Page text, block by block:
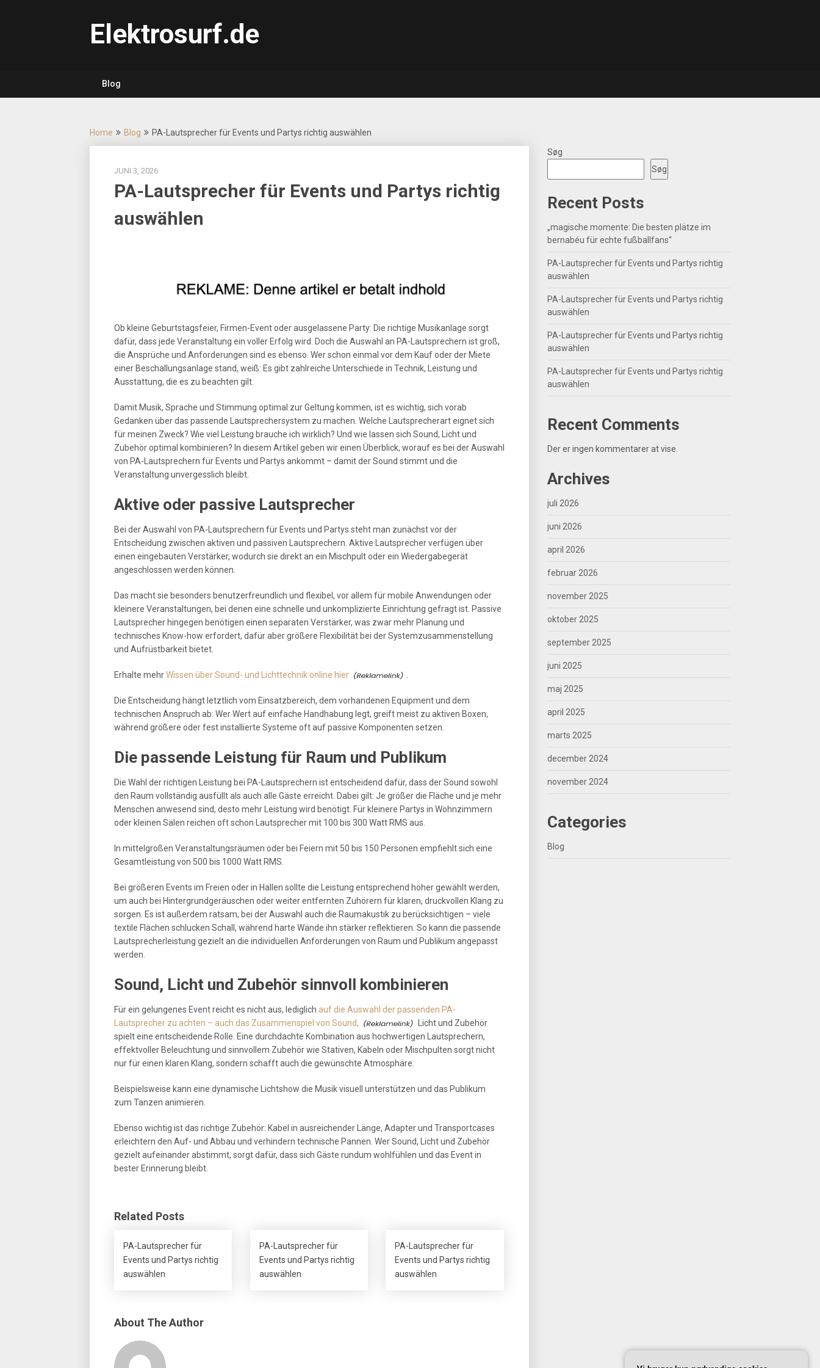
Elektrosurf.de
Blog
Home Blog PA-Lautsprecher für Events und Partys richtig auswählen
JUNI 3, 2026
PA-Lautsprecher für Events und Partys richtig
auswählen
Ob kleine Geburtstagsfeier, Firmen-Event oder ausgelassene Party: Die richtige Musikanlage sorgt
dafür, dass jede Veranstaltung ein voller Erfolg wird. Doch die Auswahl an PA-Lautsprechern ist groß,
die Ansprüche und Anforderungen sind es ebenso. Wer schon einmal vor dem Kauf oder der Miete
einer Beschallungsanlage stand, weiß: Es gibt zahlreiche Unterschiede in Technik, Leistung und
Ausstattung, die es zu beachten gilt.
Damit Musik, Sprache und Stimmung optimal zur Geltung kommen, ist es wichtig, sich vorab
Gedanken über das passende Lautsprechersystem zu machen. Welche Lautsprecherart eignet sich
für meinen Zweck? Wie viel Leistung brauche ich wirklich? Und wie lassen sich Sound, Licht und
Zubehör optimal kombinieren? In diesem Artikel geben wir einen Überblick, worauf es bei der Auswahl
von PA-Lautsprechern für Events und Partys ankommt – damit der Sound stimmt und die
Veranstaltung unvergesslich bleibt.
Aktive oder passive Lautsprecher
Bei der Auswahl von PA-Lautsprechern für Events und Partys steht man zunächst vor der
Entscheidung zwischen aktiven und passiven Lautsprechern. Aktive Lautsprecher verfügen über
einen eingebauten Verstärker, wodurch sie direkt an ein Mischpult oder ein Wiedergabegerät
angeschlossen werden können.
Das macht sie besonders benutzerfreundlich und flexibel, vor allem für mobile Anwendungen oder
kleinere Veranstaltungen, bei denen eine schnelle und unkomplizierte Einrichtung gefragt ist. Passive
Lautsprecher hingegen benötigen einen separaten Verstärker, was zwar mehr Planung und
technisches Know-how erfordert, dafür aber größere Flexibilität bei der Systemzusammenstellung
und Aufrüstbarkeit bietet.
Erhalte mehrWissen über Sound- und Lichttechnik online hier
Die Entscheidung hängt letztlich vom Einsatzbereich, dem vorhandenen Equipment und dem
technischen Anspruch ab: Wer Wert auf einfache Handhabung legt, greift meist zu aktiven Boxen,
während größere oder fest installierte Systeme oft auf passive Komponenten setzen.
Die passende Leistung für Raum und Publikum
Die Wahl der richtigen Leistung bei PA-Lautsprechern ist entscheidend dafür, dass der Sound sowohl
den Raum vollständig ausfüllt als auch alle Gäste erreicht. Dabei gilt: Je größer die Fläche und je mehr
Menschen anwesend sind, desto mehr Leistung wird benötigt. Für kleinere Partys in Wohnzimmern
oder kleinen Sälen reichen oft schon Lautsprecher mit 100 bis 300 Watt RMS aus.
In mittelgroßen Veranstaltungsräumen oder bei Feiern mit 50 bis 150 Personen empfiehlt sich eine
Gesamtleistung von 500 bis 1000 Watt RMS.
Bei größeren Events im Freien oder in Hallen sollte die Leistung entsprechend höher gewählt werden,
um auch bei Hintergrundgeräuschen oder weiter entfernten Zuhörern für klaren, druckvollen Klang zu
sorgen. Es ist außerdem ratsam, bei der Auswahl auch die Raumakustik zu berücksichtigen – viele
textile Flächen schlucken Schall, während harte Wände ihn stärker reflektieren. So kann die passende
Lautsprecherleistung gezielt an die individuellen Anforderungen von Raum und Publikum angepasst
werden.
Sound, Licht und Zubehör sinnvoll kombinieren
Für ein gelungenes Event reicht es nicht aus, lediglich auf die Auswahl der passenden PA-
Lautsprecher zu achten – auch das Zusammenspiel von Sound,
Licht und Zubehör
spielt eine entscheidende Rolle. Eine durchdachte Kombination aus hochwertigen Lautsprechern,
effektvoller Beleuchtung und sinnvollem Zubehör wie Stativen, Kabeln oder Mischpulten sorgt nicht
nur für einen klaren Klang, sondern schafft auch die gewünschte Atmosphäre.
Beispielsweise kann eine dynamische Lichtshow die Musik visuell unterstützen und das Publikum
zum Tanzen animieren.
Ebenso wichtig ist das richtige Zubehör: Kabel in ausreichender Länge, Adapter und Transportcases
erleichtern den Auf- und Abbau und verhindern technische Pannen. Wer Sound, Licht und Zubehör
gezielt aufeinander abstimmt, sorgt dafür, dass sich Gäste rundum wohlfühlen und das Event in
bester Erinnerung bleibt.
Related Posts
PA-Lautsprecher für
Events und Partys richtig
auswählen
PA-Lautsprecher für
Events und Partys richtig
auswählen
PA-Lautsprecher für
Events und Partys richtig
auswählen
About The Author
Søg
Søg
Recent Posts
„magische momente: Die besten plätze im
bernabéu für echte fußballfans“
PA-Lautsprecher für Events und Partys richtig
auswählen
PA-Lautsprecher für Events und Partys richtig
auswählen
PA-Lautsprecher für Events und Partys richtig
auswählen
PA-Lautsprecher für Events und Partys richtig
auswählen
Recent Comments
Der er ingen kommentarer at vise.
Archives
juli 2026
juni 2026
april 2026
februar 2026
november 2025
oktober 2025
september 2025
juni 2025
maj 2025
april 2025
marts 2025
december 2024
november 2024
Categories
Blog